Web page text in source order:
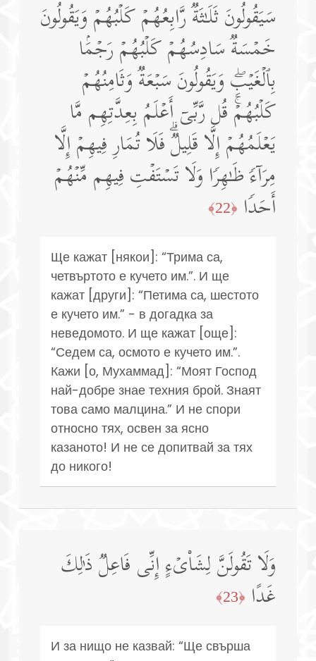
سَیَقُولُونَ ثَلَـٰثَةࣱ رَّابِعُهُمۡ كَلۡبُهُمۡ وَیَقُولُونَ
خَمۡسَةࣱ سَادِسُهُمۡ كَلۡبُهُمۡ رَجۡمَۢا
بِٱلۡغَیۡبِۖ وَیَقُولُونَ سَبۡعَةࣱ وَثَامِنُهُمۡ
كَلۡبُهُمۡۚ قُل رَّبِّیۤ أَعۡلَمُ بِعِدَّتِهِم مَّا
یَعۡلَمُهُمۡ إِلَّا قَلِیلࣱۗ فَلَا تُمَارِ فِیهِمۡ إِلَّا
مِرَاۤءࣰ ظَـٰهِرࣰا وَلَا تَسۡتَفۡتِ فِیهِم مِّنۡهُمۡ
أَحَدࣰا ﴿22﴾
Ще кажат [някои]: “Трима са,
четвъртото е кучето им.”. И ще
кажат [други]: “Петима са, шестото
е кучето им.” - в догадка за
неведомото. И ще кажат [още]:
“Седем са, осмото е кучето им.”.
Кажи [о, Мухаммад]: “Моят Господ
най-добре знае техния брой. Знаят
това само малцина.” И не спори
относно тях, освен за ясно
казаното! И не се допитвай за тях
до никого!
وَلَا تَقُولَنَّ لِشَا۟یۡءٍ إِنِّی فَاعِلࣱ ذَ ٰ⁠لِكَ
غَدًا ﴿23﴾
И за нищо не казвай: “Ще свърша